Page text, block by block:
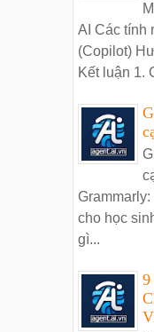
AI Các tính
(Copilot)
Kết luận 1.
cho học
gì...
9